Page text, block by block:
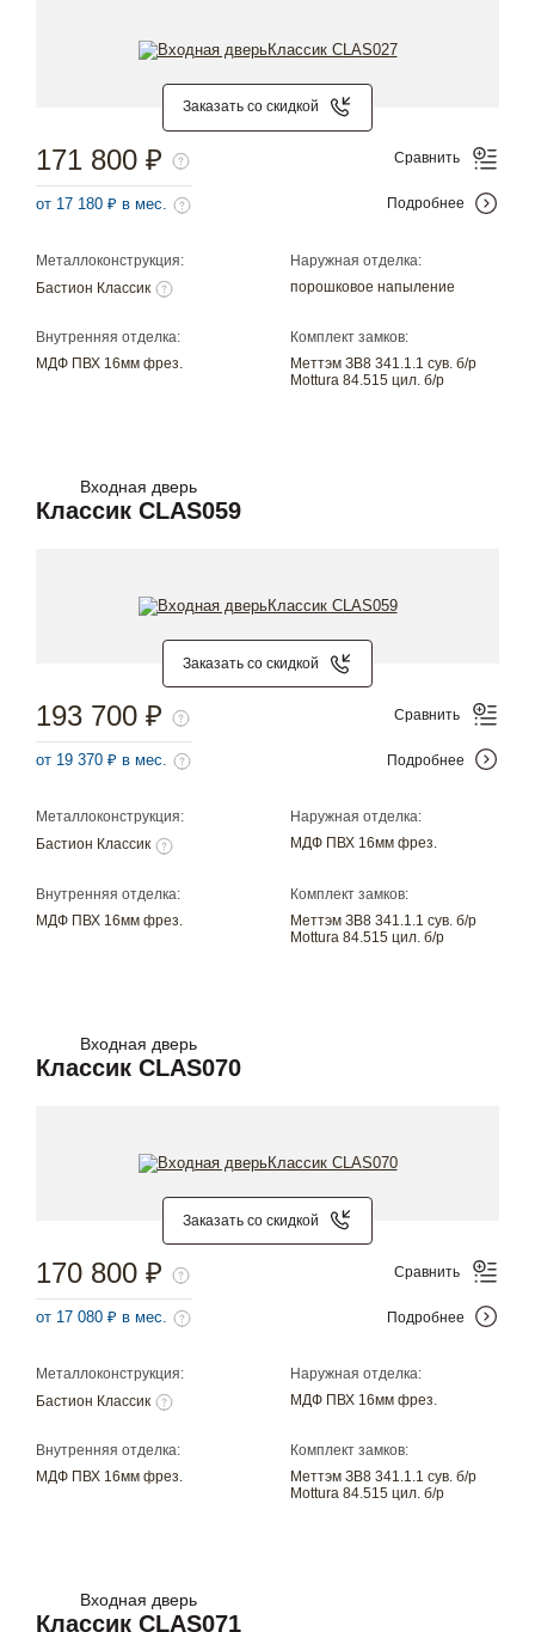
Заказать со скидкой
Металлоконструкция:
Бастион Классик
Наружная отделка:
порошковое напыление
Внутренняя отделка:
МДФ ПВХ 16мм фрез.
Комплект замков:
Меттэм ЗВ8 341.1.1 сув. б/р
Mottura 84.515 цил. б/р
171 800 ₽
от 17 180 ₽ в мес.
Сравнить
Подробнее
Входная дверь
Классик CLAS059
Заказать со скидкой
Металлоконструкция:
Бастион Классик
Наружная отделка:
МДФ ПВХ 16мм фрез.
Внутренняя отделка:
МДФ ПВХ 16мм фрез.
Комплект замков:
Меттэм ЗВ8 341.1.1 сув. б/р
Mottura 84.515 цил. б/р
193 700 ₽
от 19 370 ₽ в мес.
Сравнить
Подробнее
Входная дверь
Классик CLAS070
Заказать со скидкой
Металлоконструкция:
Бастион Классик
Наружная отделка:
МДФ ПВХ 16мм фрез.
Внутренняя отделка:
МДФ ПВХ 16мм фрез.
Комплект замков:
Меттэм ЗВ8 341.1.1 сув. б/р
Mottura 84.515 цил. б/р
170 800 ₽
от 17 080 ₽ в мес.
Сравнить
Подробнее
Входная дверь
Классик CLAS071